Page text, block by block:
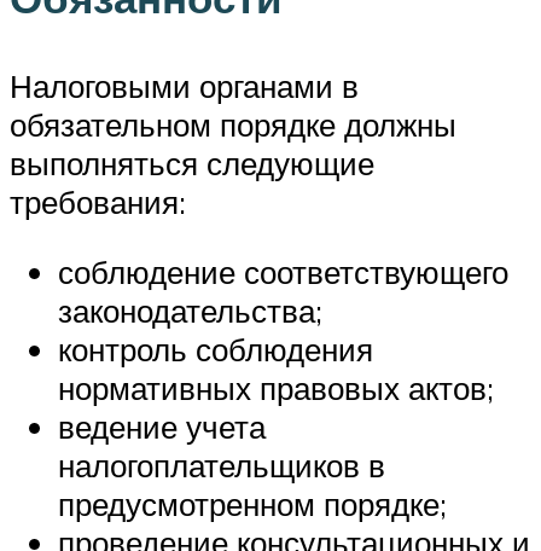
Налоговыми органами в
обязательном порядке должны
выполняться следующие
требования:
соблюдение соответствующего
законодательства;
контроль соблюдения
нормативных правовых актов;
ведение учета
налогоплательщиков в
предусмотренном порядке;
проведение консультационных и